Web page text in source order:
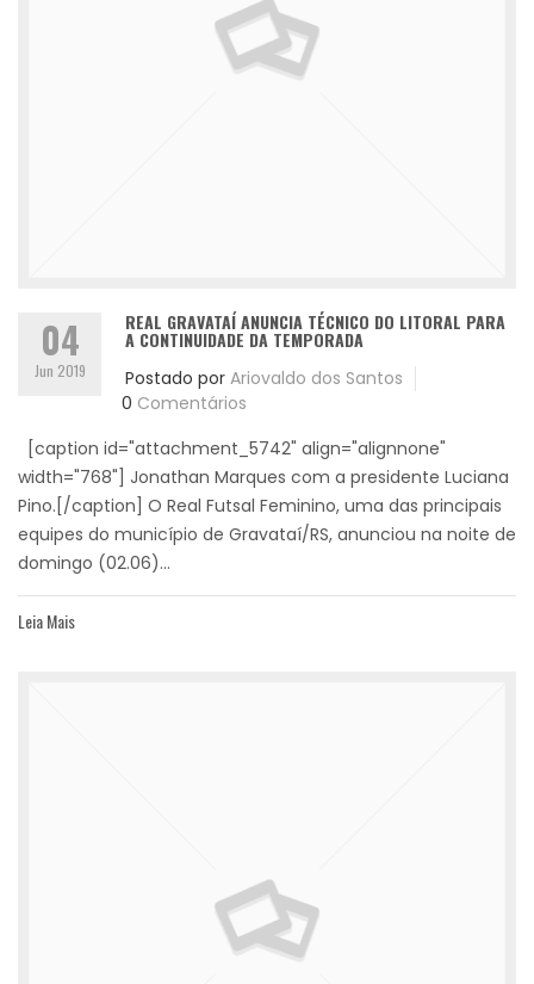
04
Jun 2019
REAL GRAVATAÍ ANUNCIA TÉCNICO DO LITORAL PARA
A CONTINUIDADE DA TEMPORADA
Postado por Ariovaldo dos Santos
0 Comentários
[caption id="attachment_5742" align="alignnone"
width="768"] Jonathan Marques com a presidente Luciana
Pino.[/caption] O Real Futsal Feminino, uma das principais
equipes do município de Gravataí/RS, anunciou na noite de
domingo (02.06)...
Leia Mais